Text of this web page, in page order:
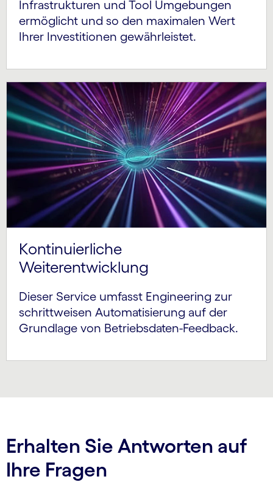
Infrastrukturen und Tool Umgebungen
ermöglicht und so den maximalen Wert
Ihrer Investitionen gewährleistet.
Kontinuierliche
Weiterentwicklung
Dieser Service umfasst Engineering zur
schrittweisen Automati­sierung auf der
Grundlage von Betriebsdaten-Feedback.
Erhalten Sie Antworten auf
Ihre Fragen